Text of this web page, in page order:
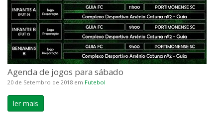
Agenda de jogos para sábado
20 de Setembro de 2018 em Futebol
ler mais